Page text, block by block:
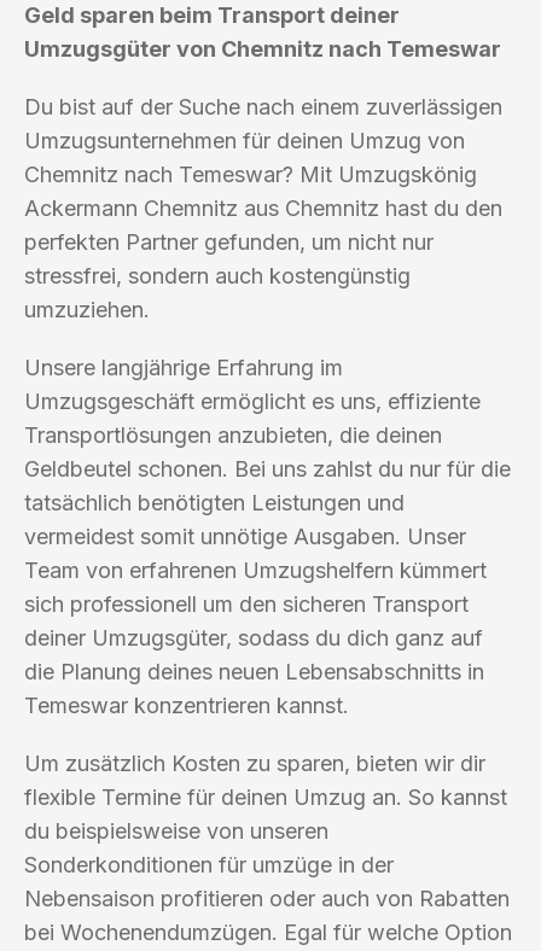
Geld sparen beim Transport deiner
Umzugsgüter von Chemnitz nach Temeswar
Du bist auf der Suche nach einem zuverlässigen
Umzugsunternehmen für deinen Umzug von
Chemnitz nach Temeswar? Mit Umzugskönig
Ackermann Chemnitz aus Chemnitz hast du den
perfekten Partner gefunden, um nicht nur
stressfrei, sondern auch kostengünstig
umzuziehen.
Unsere langjährige Erfahrung im
Umzugsgeschäft ermöglicht es uns, effiziente
Transportlösungen anzubieten, die deinen
Geldbeutel schonen. Bei uns zahlst du nur für die
tatsächlich benötigten Leistungen und
vermeidest somit unnötige Ausgaben. Unser
Team von erfahrenen Umzugshelfern kümmert
sich professionell um den sicheren Transport
deiner Umzugsgüter, sodass du dich ganz auf
die Planung deines neuen Lebensabschnitts in
Temeswar konzentrieren kannst.
Um zusätzlich Kosten zu sparen, bieten wir dir
flexible Termine für deinen Umzug an. So kannst
du beispielsweise von unseren
Sonderkonditionen für umzüge in der
Nebensaison profitieren oder auch von Rabatten
bei Wochenendumzügen. Egal für welche Option